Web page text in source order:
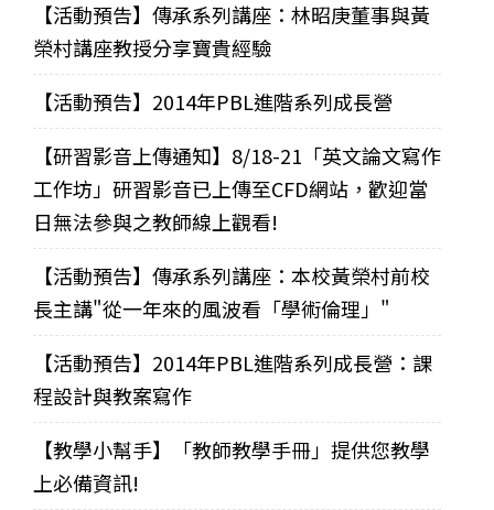
【活動預告】傳承系列講座：林昭庚董事與黃
榮村講座教授分享寶貴經驗
【活動預告】2014年PBL進階系列成長營
【研習影音上傳通知】8/18-21「英文論文寫作
工作坊」研習影音已上傳至CFD網站，歡迎當
日無法參與之教師線上觀看!
【活動預告】傳承系列講座：本校黃榮村前校
長主講"從一年來的風波看「學術倫理」"
【活動預告】2014年PBL進階系列成長營：課
程設計與教案寫作
【教學小幫手】「教師教學手冊」提供您教學
上必備資訊!